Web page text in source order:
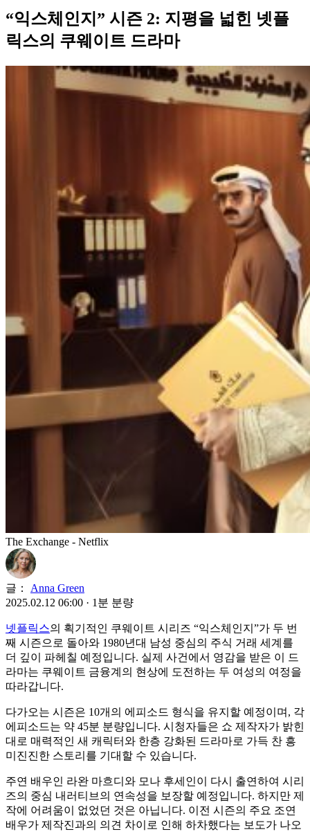
“익스체인지” 시즌 2: 지평을 넓힌 넷플
릭스의 쿠웨이트 드라마
The Exchange - Netflix
글：
Anna Green
2025.02.12 06:00 · 1분 분량
넷플릭스의 획기적인 쿠웨이트 시리즈 “익스체인지”가 두 번
째 시즌으로 돌아와 1980년대 남성 중심의 주식 거래 세계를
더 깊이 파헤칠 예정입니다. 실제 사건에서 영감을 받은 이 드
라마는 쿠웨이트 금융계의 현상에 도전하는 두 여성의 여정을
따라갑니다.
다가오는 시즌은 10개의 에피소드 형식을 유지할 예정이며, 각
에피소드는 약 45분 분량입니다. 시청자들은 쇼 제작자가 밝힌
대로 매력적인 새 캐릭터와 한층 강화된 드라마로 가득 찬 흥
미진진한 스토리를 기대할 수 있습니다.
주연 배우인 라완 마흐디와 모나 후세인이 다시 출연하여 시리
즈의 중심 내러티브의 연속성을 보장할 예정입니다. 하지만 제
작에 어려움이 없었던 것은 아닙니다. 이전 시즌의 주요 조연
배우가 제작진과의 의견 차이로 인해 하차했다는 보도가 나오